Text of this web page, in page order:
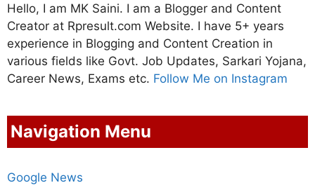
Hello, I am MK Saini. I am a Blogger and Content
Creator at Rpresult.com Website. I have 5+ years
experience in Blogging and Content Creation in
various fields like Govt. Job Updates, Sarkari Yojana,
Career News, Exams etc. Follow Me on Instagram
Navigation Menu
Google News